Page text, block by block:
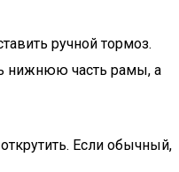
ручной тормоз.
нижнюю часть рамы, а
Если обычный,